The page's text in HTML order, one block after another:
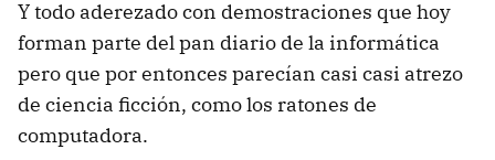
Y todo aderezado con demostraciones que hoy
forman parte del pan diario de la informática
pero que por entonces parecían casi casi atrezo
de ciencia ficción, como los ratones de
computadora.